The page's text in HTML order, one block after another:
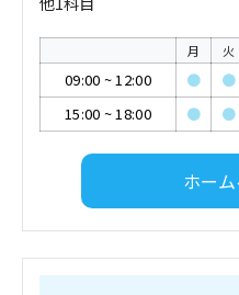
月 火
09:00 ~12:00 ● ●
15:00 ~18:00 ● ●
ホー